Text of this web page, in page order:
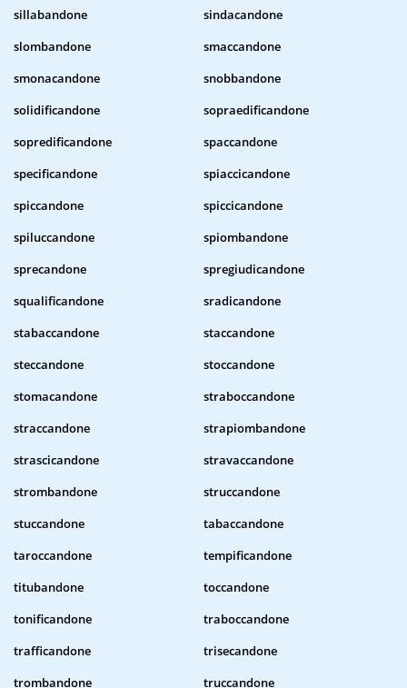
sillabandone
sindacandone
slombandone
smaccandone
smonacandone
snobbandone
solidificandone
sopraedificandone
sopredificandone
spaccandone
specificandone
spiaccicandone
spiccandone
spiccicandone
spiluccandone
spiombandone
sprecandone
spregiudicandone
squalificandone
sradicandone
stabaccandone
staccandone
steccandone
stoccandone
stomacandone
straboccandone
straccandone
strapiombandone
strascicandone
stravaccandone
strombandone
struccandone
stuccandone
tabaccandone
taroccandone
tempificandone
titubandone
toccandone
tonificandone
traboccandone
trafficandone
trisecandone
trombandone
truccandone